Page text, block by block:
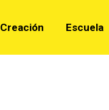
Creación Escuela
Creación Escuela